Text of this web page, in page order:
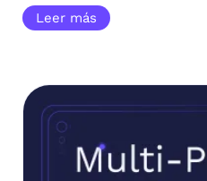
Leer más